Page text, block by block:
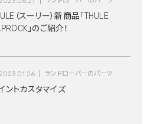
（スーリー）新商品「THULE
」のご紹介！
2023.01.26 ランドローバーのパーツ
ントカスタマイズ